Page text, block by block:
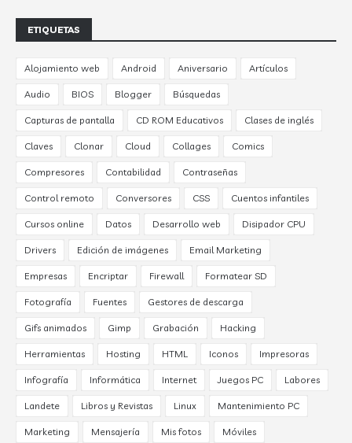
ETIQUETAS
Alojamiento web Android Aniversario Artículos
Audio BIOS Blogger Búsquedas
Capturas de pantalla CD ROM Educativos Clases de inglés
Claves Clonar Cloud Collages Comics
Compresores Contabilidad Contraseñas
Control remoto Conversores CSS Cuentos infantiles
Cursos online Datos Desarrollo web Disipador CPU
Drivers Edición de imágenes Email Marketing
Empresas Encriptar Firewall Formatear SD
Fotografía Fuentes Gestores de descarga
Gifs animados Gimp Grabación Hacking
Herramientas Hosting HTML Iconos Impresoras
Infografía Informática Internet Juegos PC Labores
Landete Libros y Revistas Linux Mantenimiento PC
Marketing Mensajería Mis fotos Móviles